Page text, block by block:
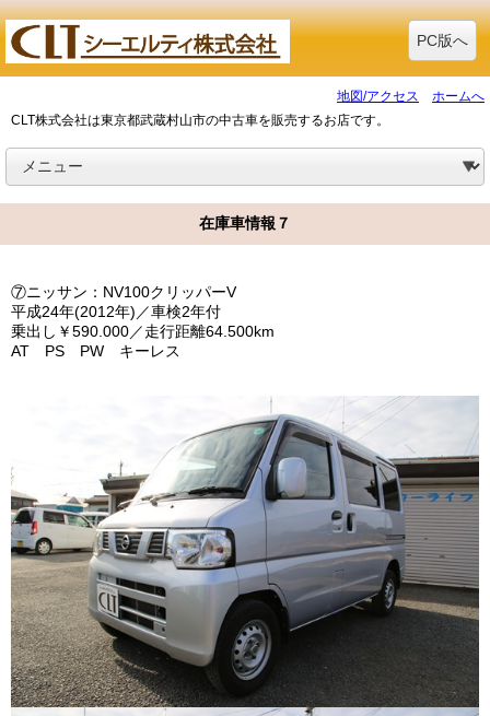
PC版へ
地図/アクセス
ホームへ
CLT株式会社は東京都武蔵村山市の中古車を販売するお店です。
在庫車情報７
⑦ニッサン：NV100クリッパーV
平成24年(2012年)／車検2年付
乗出し￥590.000／走行距離64.500km
AT PS PW キーレス